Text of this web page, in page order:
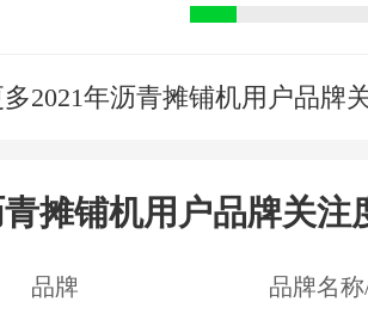
2021年沥青摊铺机用户品牌
摊铺机用户品牌关注
品牌 品牌名